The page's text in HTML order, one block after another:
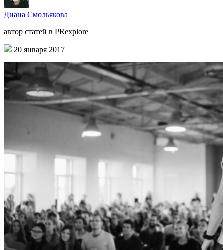
Диана Смольякова
автор статей в PRexplore
20 января 2017